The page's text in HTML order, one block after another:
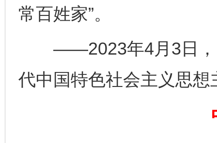
常百姓家”。
——2023年4月3日，
代中国特色社会主义思
揭开“小金库”的免责幌子